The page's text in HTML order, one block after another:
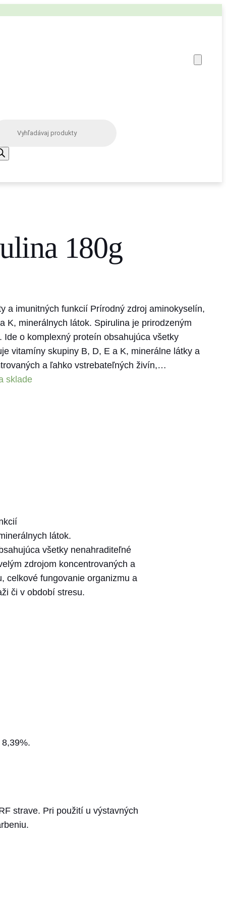
180g
a imunitných funkcií Prírodný zdroj aminokyselín,
K, minerálnych látok. Spirulina je prirodzeným
o komplexný proteín obsahujúca všetky
vitamíny skupiny B, D, E a K, minerálne látky a
a ľahko vstrebateľných živín,…
sklade
látok.
všetky nenahraditeľné
zdrojom koncentrovaných a
celkové fungovanie organizmu a
či v období stresu.
strave. Pri použití u výstavných